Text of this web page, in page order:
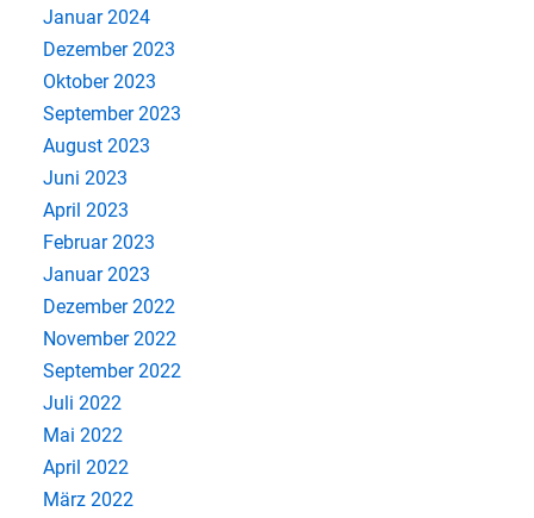
Januar 2024
Dezember 2023
Oktober 2023
September 2023
August 2023
Juni 2023
April 2023
Februar 2023
Januar 2023
Dezember 2022
November 2022
September 2022
Juli 2022
Mai 2022
April 2022
März 2022